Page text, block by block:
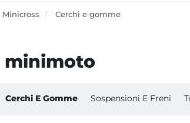
Cerchi e gomme
minimoto
Cerchi E Gomme Sospensioni E Freni